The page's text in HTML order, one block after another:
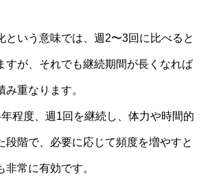
という意味では、週2〜3回に比べると
すが、それでも継続期間が長くなれば
重なります。
程度、週1回を継続し、体力や時間的
段階で、必要に応じて頻度を増やすと
常に有効です。